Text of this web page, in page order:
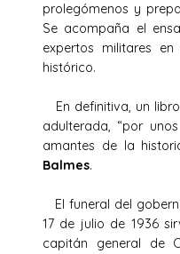
prolegómenos y
Se acompaña el
expertos militares
histórico.
En definitiva, un
adulterada, “por
amantes de la
Balmes.
El funeral del
17 de julio de 1936
capitán general de